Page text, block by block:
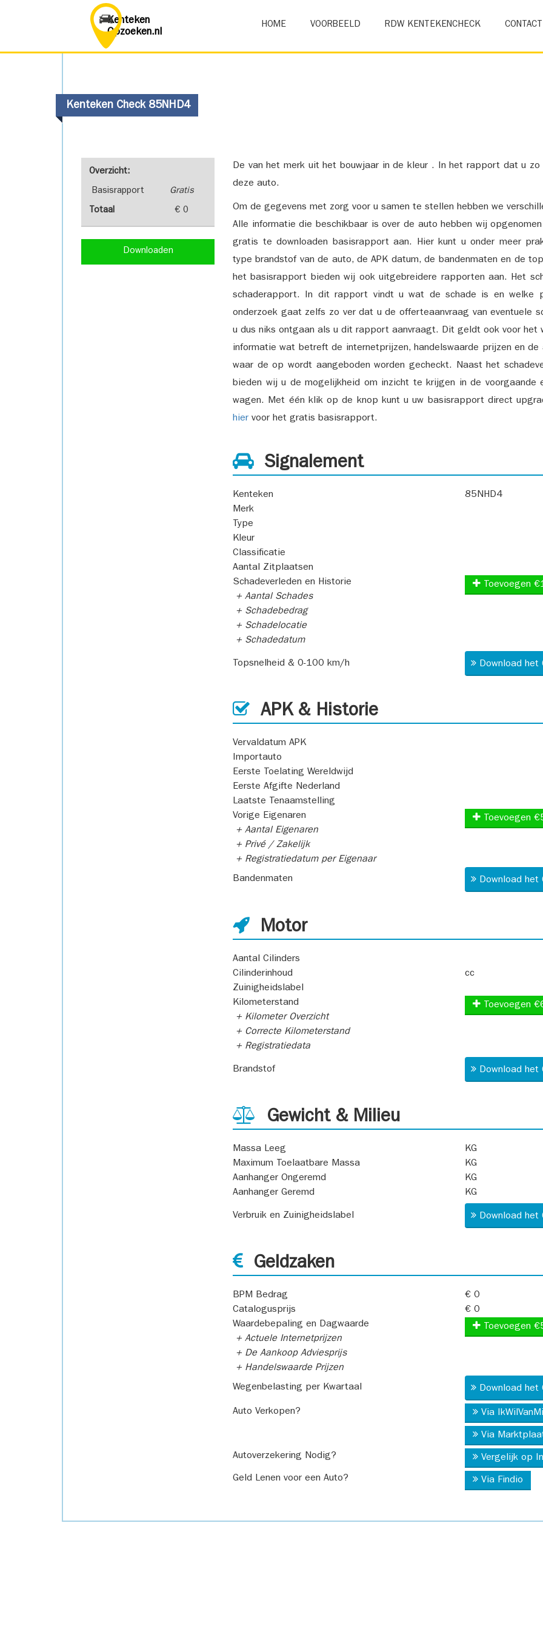
Kenteken
Opzoeken.nl
HOME VOORBEELD RDW KENTEKENCHECK CONTACT
Kenteken Check 85NHD4
Overzicht:
Basisrapport Gratis
Totaal € 0
Downloaden
De van het merk uit het bouwjaar in de kleur . In het rapport dat u
deze auto.
Om de gegevens met zorg voor u samen te stellen hebben we
Alle informatie die beschikbaar is over de auto hebben wij
gratis te downloaden basisrapport aan. Hier kunt u onder meer
type brandstof van de auto, de APK datum, de bandenmaten en de
het basisrapport bieden wij ook uitgebreidere rapporten aan. Het
schaderapport. In dit rapport vindt u wat de schade is en welke
onderzoek gaat zelfs zo ver dat u de offerteaanvraag van eventuele
u dus niks ontgaan als u dit rapport aanvraagt. Dit geldt ook voor
informatie wat betreft de internetprijzen, handelswaarde prijzen en
waar de op wordt aangeboden worden gecheckt. Naast het
bieden wij u de mogelijkheid om inzicht te krijgen in de voorgaande
wagen. Met één klik op de knop kunt u uw basisrapport direct
hier voor het gratis basisrapport.
Signalement
Kenteken
85NHD4
Merk
Type
Kleur
Classificatie
Aantal Zitplaatsen
Schadeverleden en Historie
+ Aantal Schades
+ Schadebedrag
+ Schadelocatie
+ Schadedatum
Toevoegen
Topsnelheid & 0-100 km/h Download
APK & Historie
Vervaldatum APK
Importauto
Eerste Toelating Wereldwijd
Eerste Afgifte Nederland
Laatste Tenaamstelling
Vorige Eigenaren
+ Aantal Eigenaren
+ Privé / Zakelijk
+ Registratiedatum per Eigenaar
Toevoegen
Bandenmaten Download
Motor
Aantal Cilinders
Cilinderinhoud
cc
Zuinigheidslabel
Kilometerstand
+ Kilometer Overzicht
+ Correcte Kilometerstand
+ Registratiedata
Toevoegen
Brandstof Download
Gewicht & Milieu
Massa Leeg
KG
Maximum Toelaatbare Massa
KG
Aanhanger Ongeremd
KG
Aanhanger Geremd
KG
Verbruik en Zuinigheidslabel Download
Geldzaken
BPM Bedrag
€ 0
Catalogusprijs
€ 0
Waardebepaling en Dagwaarde
+ Actuele Internetprijzen
+ De Aankoop Adviesprijs
+ Handelswaarde Prijzen
Toevoegen
Wegenbelasting per Kwartaal Download
Auto Verkopen? Via
Via
Autoverzekering Nodig? Vergelijk op
Geld Lenen voor een Auto? Via Findio